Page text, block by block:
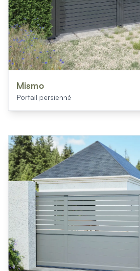
Mismo
Portail persienné